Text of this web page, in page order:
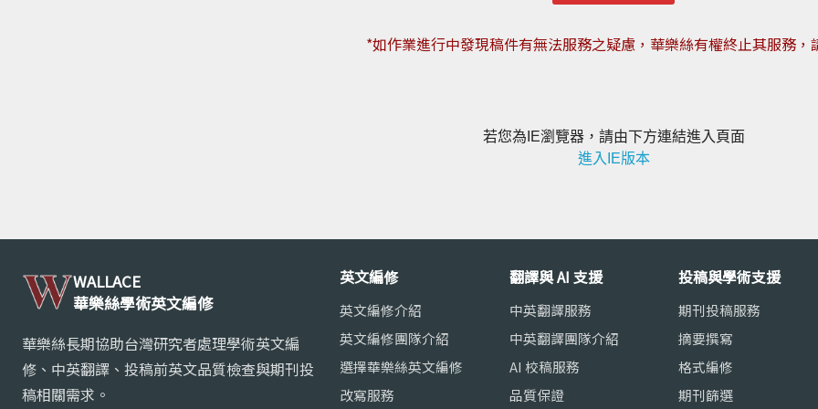
*如作業進行中發現稿件有無法服務之疑慮，華樂絲有權終止其服務，
若您為IE瀏覽器，請由下方連結進入頁面
進入IE版本
WALLACE
華樂絲學術英文編修
華樂絲長期協助台灣研究者處理學術英文編
修、中英翻譯、投稿前英文品質檢查與期刊投
稿相關需求。
英文編修
英文編修介紹
英文編修團隊介紹
選擇華樂絲英文編修
改寫服務
翻譯與 AI 支援
中英翻譯服務
中英翻譯團隊介紹
AI 校稿服務
品質保證
投稿與學術支援
期刊投稿服務
摘要撰寫
格式編修
期刊篩選